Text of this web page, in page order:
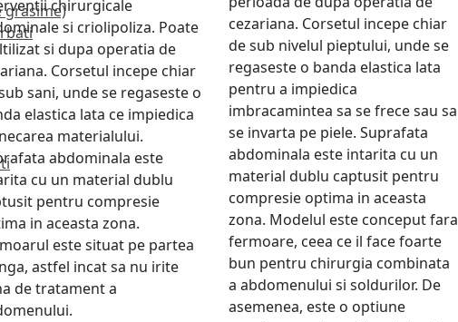
grasime)chirurgicale
si criolipoliza. Poate
si dupa operatia de
Corsetul incepe chiar
sani, unde se regaseste o
elastica lata ce impiedica
materialului.
abdominala este
cu un material dublu
pentru compresie
in aceasta zona.
este situat pe partea
astfel incat sa nu irite
de tratament a
cezariana. Corsetul incepe chiar
de sub nivelul pieptului, unde se
regaseste o banda elastica lata
pentru a impiedica
imbracamintea sa se frece sau sa
se invarta pe piele. Suprafata
abdominala este intarita cu un
material dublu captusit pentru
compresie optima in aceasta
zona. Modelul este conceput fara
fermoare, ceea ce il face foarte
bun pentru chirurgia combinata
a abdomenului si soldurilor. De
asemenea, este o optiune